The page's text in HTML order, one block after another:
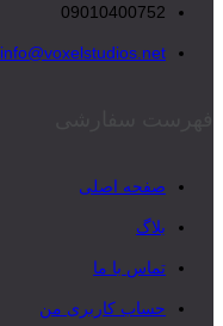
09010400752
info@voxelstudios.net
صفحه اصلی
بلاگ
تماس با ما
حساب کاربری من